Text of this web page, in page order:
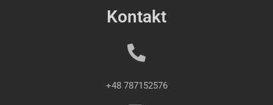
Kontakt
+48 787152576